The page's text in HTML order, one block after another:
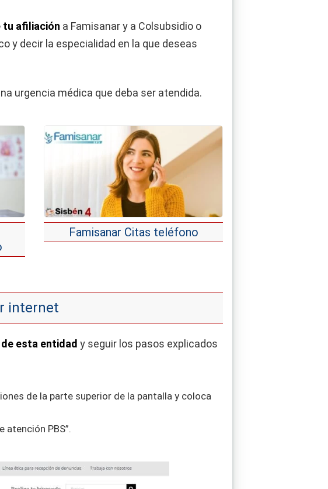
tu afiliación a Famisanar y a Colsubsidio o
y decir la especialidad en la que deseas
urgencia médica que deba ser atendida.
Famisanar Citas teléfono
internet
esta entidad y seguir los pasos explicados
de la parte superior de la pantalla y coloca
atención PBS”.